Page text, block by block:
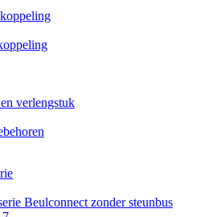
verlengstuk
Beulconnect zonder steunbus